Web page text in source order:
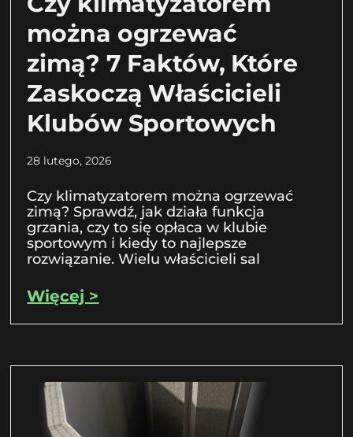
można ogrzewać
zimą? 7 Faktów, Które
Zaskoczą Właścicieli
Klubów Sportowych
28 lutego, 2026
Czy klimatyzatorem można ogrzewać
zimą? Sprawdź, jak działa funkcja
grzania, czy to się opłaca w klubie
sportowym i kiedy to najlepsze
rozwiązanie. Wielu właścicieli sal
Więcej >